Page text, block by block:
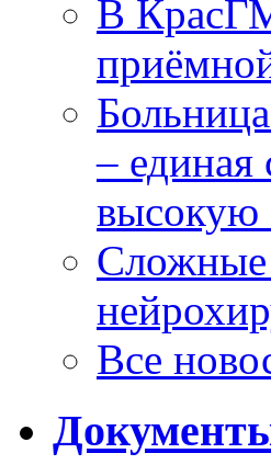
В
– единая
высокую
Сложные
Все